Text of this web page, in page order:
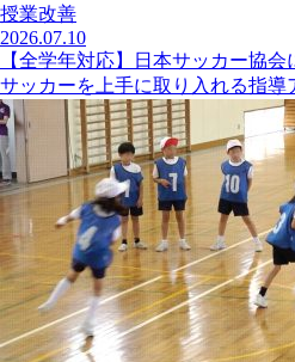
授業改善
2026.07.10
【全学年対応】日本サッカー協
サッカーを上手に取り入れる指導